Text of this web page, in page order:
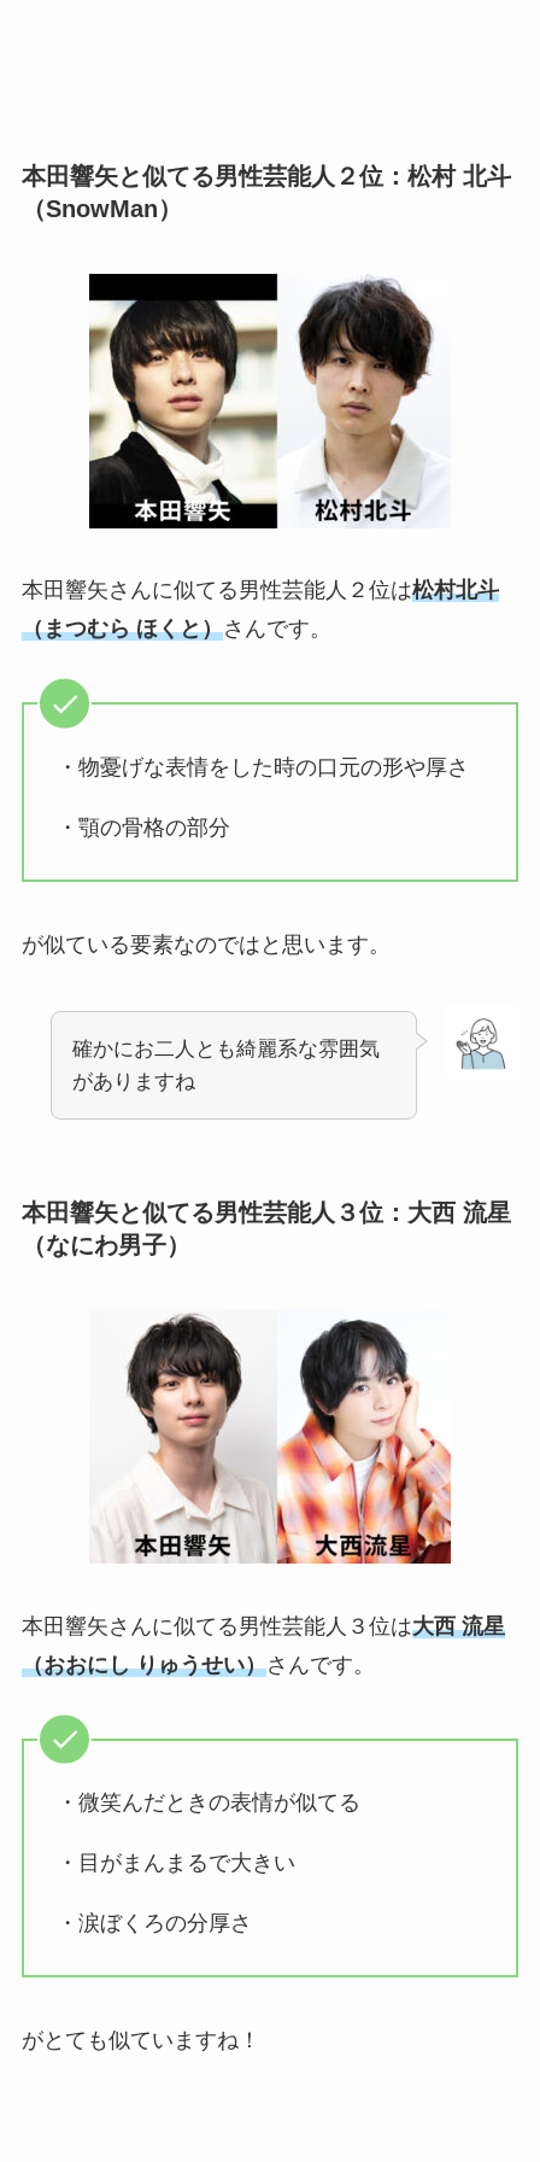
本田響矢と似てる男性芸能人２位：松村 北斗
（SnowMan）
本田響矢さんに似てる男性芸能人 ２位は松村北斗
（まつむら ほくと）さんです。
・物憂げな表情をした時の口元の形や厚さ
・顎の骨格の部分
が似ている要素なのではと思います。
確かにお二人とも綺麗系な雰囲気
がありますね
本田響矢と似てる男性芸能人３位：大西 流星
（なにわ男子）
本田響矢さんに似てる男性芸能人 ３位は大西 流星
（おおにし りゅうせい）さんです。
・微笑んだときの表情が似てる
・目がまんまるで大きい
・涙ぼくろの分厚さ
がとても似ていますね！